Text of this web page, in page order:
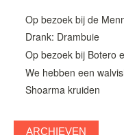
Op bezoek bij de
Drank: Drambuie
Op bezoek bij Botero
We hebben een
Shoarma kruiden
ARCHIEVEN